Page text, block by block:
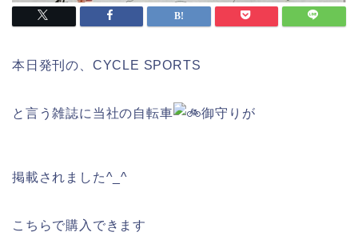
本日発刊の、CYCLE SPORTS
と言う雑誌に当社の自転車 御守りが
掲載されました^_^
こちらで購入できます